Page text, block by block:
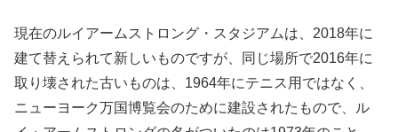
現在のルイアームストロング・スタジアムは、2018年に
建て替えられて新しいものですが、同じ場所で2016年に
取り壊された古いものは、1964年にテニス用ではなく、
ニューヨーク万国博覧会のために建設されたもので、ル